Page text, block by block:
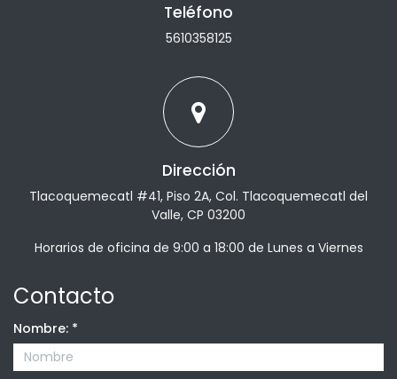
Teléfono
5610358125
Dirección
Tlacoquemecatl #41, Piso 2A, Col. Tlacoquemecatl del
Valle, CP 03200
Horarios de oficina de 9:00 a 18:00 de Lunes a Viernes
Contacto
Nombre: *